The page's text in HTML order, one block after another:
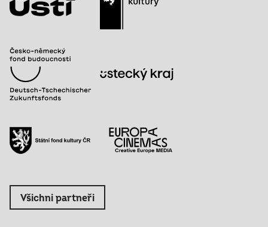
Všichni partneři